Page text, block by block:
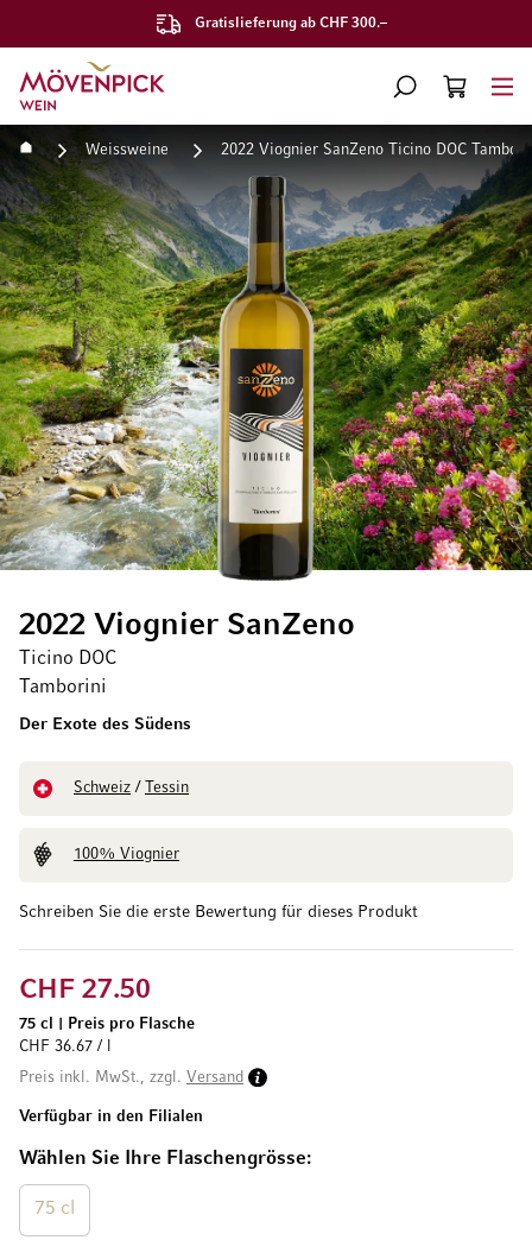
Gratislieferung ab CHF 300.–
Zur Startseite
SUCHE
WARENKORB
Startseite Weissweine 2022 Viognier SanZeno Ticino DOC
Schreiben Sie die erste Bewertung für dieses Produkt
2022 Viognier SanZeno
Ticino DOC
Tamborini
Der Exote des Südens
Schweiz / Tessin
100% Viognier
Wählen Sie Ihre Flaschengrösse
75 cl
CHF 27.50
75 cl
Preis pro Flasche
CHF 36.67 / l
Preis inkl. MwSt., zzgl. Versand
Verfügbar in den Filialen
Zum Ende der Bildgalerie springen
Zum Anfang der